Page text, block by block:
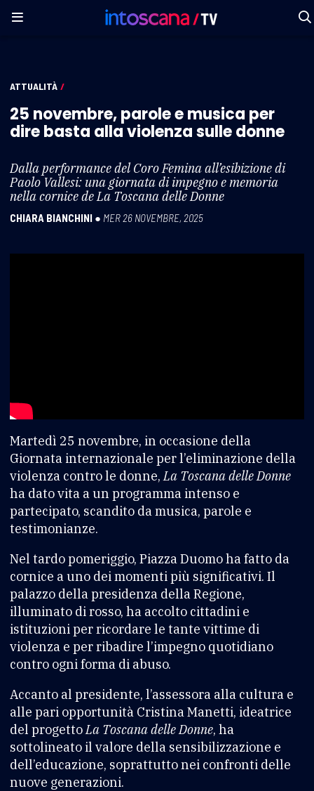
ATTUALITÀ /
25 novembre, parole e musica per
dire basta alla violenza sulle donne
Dalla performance del Coro Femina all’esibizione di
Paolo Vallesi: una giornata di impegno e memoria
nella cornice de La Toscana delle Donne
CHIARA BIANCHINI ● MER 26 NOVEMBRE, 2025
Martedì 25 novembre, in occasione della
Giornata internazionale per l’eliminazione della
violenza contro le donne,La Toscana delle Donne
ha dato vita a un programma intenso e
partecipato, scandito da musica, parole e
testimonianze.
Nel tardo pomeriggio, Piazza Duomo ha fatto da
cornice a uno dei momenti più significativi. Il
palazzo della presidenza della Regione,
illuminato di rosso, ha accolto cittadini e
istituzioni per ricordare le tante vittime di
violenza e per ribadire l’impegno quotidiano
contro ogni forma di abuso.
Accanto al presidente, l’assessora alla cultura e
alle pari opportunità Cristina Manetti, ideatrice
del progettoLa Toscana delle Donne, ha
sottolineato il valore della sensibilizzazione e
dell’educazione, soprattutto nei confronti delle
nuove generazioni.